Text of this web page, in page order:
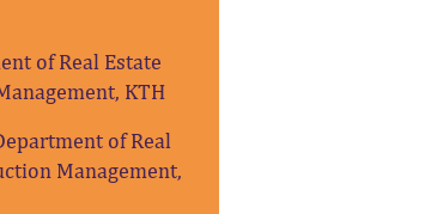
of Real Estate
KTH
of Real
Management,